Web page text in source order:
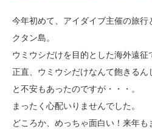
今年初めて、アイダイブ主催の旅
クタン島。
ウミウシだけを目的とした海外遠征
正直、ウミウシだけなんて飽きるん
と不安もあったのですが・・・。
まったく心配いりませんでした。
どころか、めっちゃ面白い！来年